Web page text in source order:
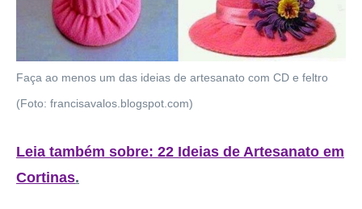
Faça ao menos um das ideias de artesanato com CD e feltro
(Foto: francisavalos.blogspot.com)
Leia também sobre: 22 Ideias de Artesanato em
Cortinas.